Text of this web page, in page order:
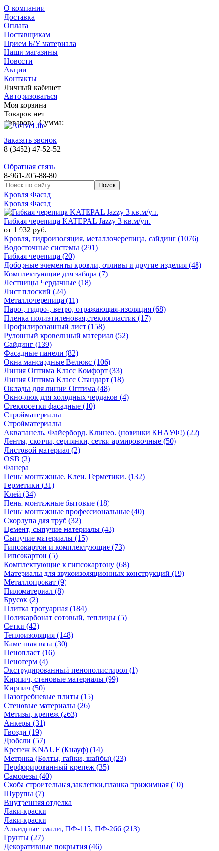
О компании
Доставка
Оплата
Поставщикам
Прием Б/У материала
Наши магазины
Новости
Акции
Контакты
Личный кабинет
Авторизоваться
Моя корзина
Товаров нет
Товаров: Сумма:
Заказать звонок
8 (3452) 47-52-52
Обратная связь
8-961-205-88-80
Кровля Фасад
Кровля Фасад
Гибкая черепица KATEPAL Jazzy 3 кв.м/уп.
от 1 932 руб.
Кровля, гидроизоляция, металлочерепица, сайдинг (1076)
Водосточные системы (291)
Гибкая черепица (20)
Доборные элементы кровли, отливы и другие изделия (48)
Комплектующие для забора (7)
Лестницы Чердачные (18)
Лист плоский (24)
Металлочерепица (11)
Паро-, гидро-, ветро, отражающая-изоляция (68)
Пленка полиэтиленовая,стеклопластик (17)
Профилированный лист (158)
Рулонный кровельный материал (52)
Сайдинг (139)
Фасадные панели (82)
Окна мансардные Велюкс (106)
Линия Оптима Класс Комфорт (33)
Линия Оптима Класс Стандарт (18)
Оклады для линии Оптима (48)
Окно-люк для холодных чердаков (4)
Стеклосетки фасадные (10)
Стройматериалы
Стройматериалы
Аквапанель. Файерборд. Клинео. (новинки КНАУФ!) (22)
Ленты, скотчи, серпянки, сетки армировочные (50)
Листовой материал (2)
OSB (2)
Фанера
Пены монтажные. Клеи. Герметики. (132)
Герметики (31)
Клей (34)
Пены монтажные бытовые (18)
Пены монтажные профессиональные (40)
Скорлупа для труб (32)
Цемент, сыпучие материалы (48)
Сыпучие материалы (15)
Гипсокартон и комплектующие (73)
Гипсокартон (5)
Комплектующие к гипсокартону (68)
Материалы для звукоизоляционных конструкций (19)
Металлопрокат (9)
Пиломатериал (8)
Брусок (2)
Плитка тротуарная (184)
Поликарбонат сотовый, теплицы (5)
Сетки (42)
Теплоизоляция (148)
Каменная вата (30)
Пенопласт (16)
Пенотерм (4)
Экструдированный пенополистирол (1)
Кирпич, стеновые материалы (99)
Кирпич (50)
Пазогребневые плиты (15)
Стеновые материалы (26)
Метизы, крепеж (263)
Анкеры (31)
Гвозди (19)
Дюбели (57)
Крепеж KNAUF (Кнауф) (14)
Метрика (Болты, гайки, шайбы) (23)
Перфорированный крепеж (35)
Саморезы (40)
Скоба строительная,заклепки,планка прижимная (10)
Шурупы (7)
Внутренняя отделка
Лаки-краски
Лаки-краски
Алкидные эмали, ПФ-115, ПФ-266 (213)
Грунты (27)
Декоративные покрытия (46)